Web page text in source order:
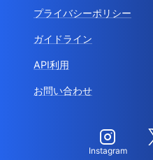
プライバシーポリシー
ガイドライン
API利用
お問い合わせ
Instagram